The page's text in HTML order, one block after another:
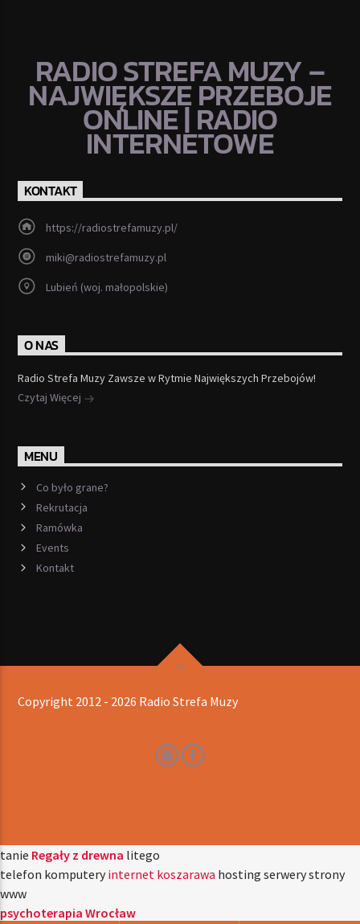
RADIO STREFA MUZY –
NAJWIĘKSZE PRZEBOJE
ONLINE | RADIO
INTERNETOWE
KONTAKT
https://radiostrefamuzy.pl/
miki@radiostrefamuzy.pl
Lubień (woj. małopolskie)
O NAS
Radio Strefa Muzy Zawsze w Rytmie Największych Przebojów!
Czytaj Więcej
MENU
Co było grane?
Rekrutacja
Ramówka
Events
Kontakt
Copyright 2012 - 2026 Radio Strefa Muzy
tanie Regały z drewna litego
telefon komputeryinternet koszarawa hosting serwery strony
www
psychoterapia Wrocław